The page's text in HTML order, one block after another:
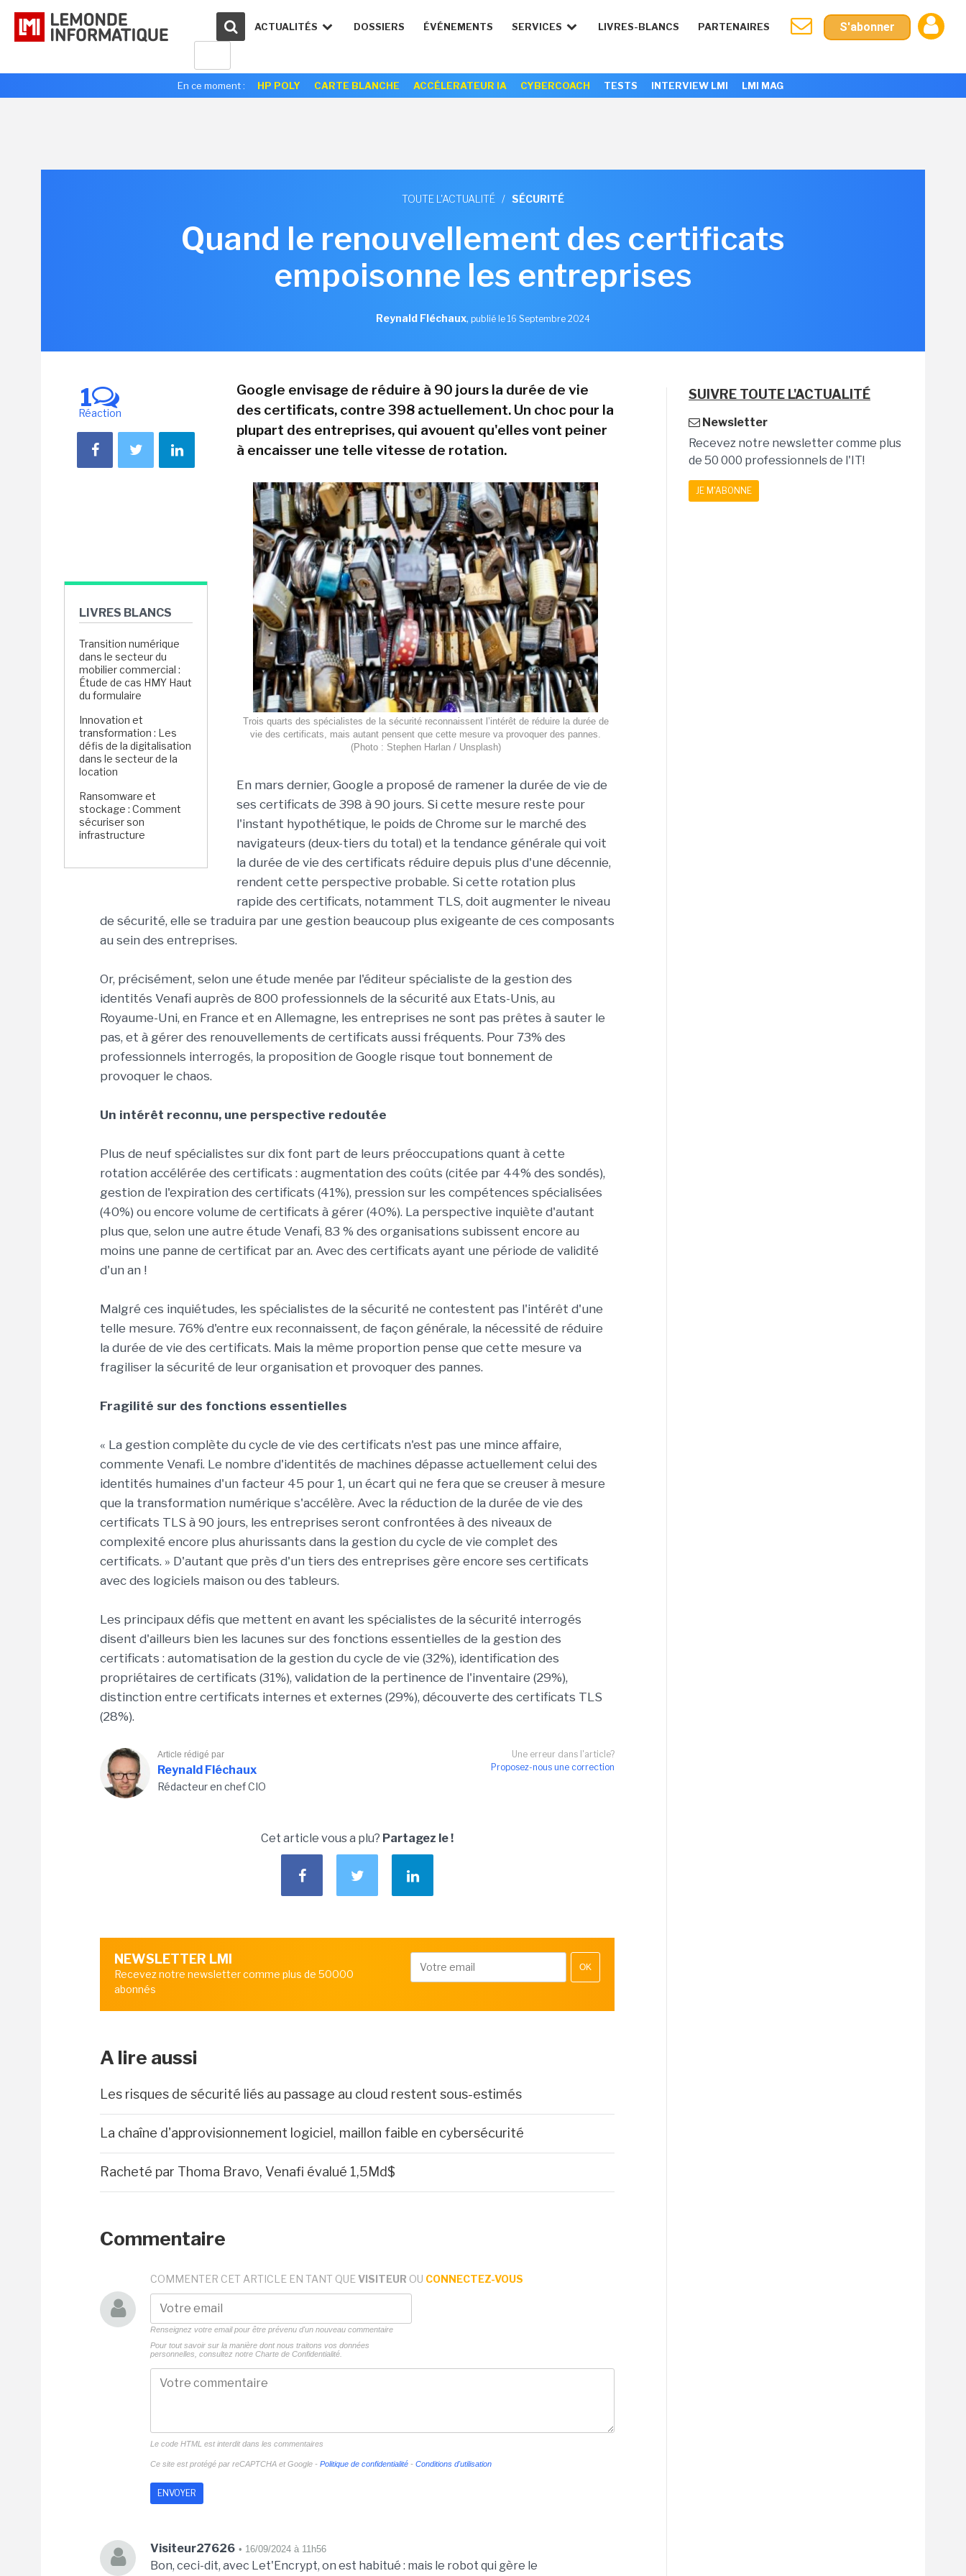
ACTUALITÉS DOSSIERS ÉVÉNEMENTS SERVICES LIVRES-BLANCS PARTENAIRES S'abonner
En ce moment : HP POLY CARTE BLANCHE ACCÉLERATEUR IA CYBERCOACH TESTS INTERVIEW LMI LMI MAG
TOUTE L'ACTUALITÉ / SÉCURITÉ
Quand le renouvellement des certificats
empoisonne les entreprises
Reynald Fléchaux, publié le 16 Septembre 2024
1
Réaction
LIVRES BLANCS
Transition numérique
dans le secteur du
mobilier commercial :
Étude de cas HMY Haut
du formulaire
Innovation et
transformation : Les
défis de la digitalisation
dans le secteur de la
location
Ransomware et
stockage : Comment
sécuriser son
infrastructure
Google envisage de réduire à 90 jours la durée de vie
des certificats, contre 398 actuellement. Un choc pour la
plupart des entreprises, qui avouent qu'elles vont peiner
à encaisser une telle vitesse de rotation.
Trois quarts des spécialistes de la sécurité reconnaissent l’intérêt de réduire la durée de
vie des certificats, mais autant pensent que cette mesure va provoquer des pannes.
(Photo : Stephen Harlan / Unsplash)
En mars dernier, Google a proposé de ramener la durée de vie de
ses certificats de 398 à 90 jours. Si cette mesure reste pour
l'instant hypothétique, le poids de Chrome sur le marché des
navigateurs (deux-tiers du total) et la tendance générale qui voit
la durée de vie des certificats réduire depuis plus d'une décennie,
rendent cette perspective probable. Si cette rotation plus
rapide des certificats, notamment TLS, doit augmenter le niveau
de sécurité, elle se traduira par une gestion beaucoup plus exigeante de ces composants
au sein des entreprises.
Or, précisément, selon une étude menée par l'éditeur spécialiste de la gestion des
identités Venafi auprès de 800 professionnels de la sécurité aux Etats-Unis, au
Royaume-Uni, en France et en Allemagne, les entreprises ne sont pas prêtes à sauter le
pas, et à gérer des renouvellements de certificats aussi fréquents. Pour 73% des
professionnels interrogés, la proposition de Google risque tout bonnement de
provoquer le chaos.
Un intérêt reconnu, une perspective redoutée
Plus de neuf spécialistes sur dix font part de leurs préoccupations quant à cette
rotation accélérée des certificats : augmentation des coûts (citée par 44% des sondés),
gestion de l'expiration des certificats (41%), pression sur les compétences spécialisées
(40%) ou encore volume de certificats à gérer (40%). La perspective inquiète d'autant
plus que, selon une autre étude Venafi, 83 % des organisations subissent encore au
moins une panne de certificat par an. Avec des certificats ayant une période de validité
d'un an !
Malgré ces inquiétudes, les spécialistes de la sécurité ne contestent pas l'intérêt d'une
telle mesure. 76% d'entre eux reconnaissent, de façon générale, la nécessité de réduire
la durée de vie des certificats. Mais la même proportion pense que cette mesure va
fragiliser la sécurité de leur organisation et provoquer des pannes.
Fragilité sur des fonctions essentielles
« La gestion complète du cycle de vie des certificats n'est pas une mince affaire,
commente Venafi. Le nombre d'identités de machines dépasse actuellement celui des
identités humaines d'un facteur 45 pour 1, un écart qui ne fera que se creuser à mesure
que la transformation numérique s'accélère. Avec la réduction de la durée de vie des
certificats TLS à 90 jours, les entreprises seront confrontées à des niveaux de
complexité encore plus ahurissants dans la gestion du cycle de vie complet des
certificats. » D'autant que près d'un tiers des entreprises gère encore ses certificats
avec des logiciels maison ou des tableurs.
Les principaux défis que mettent en avant les spécialistes de la sécurité interrogés
disent d'ailleurs bien les lacunes sur des fonctions essentielles de la gestion des
certificats : automatisation de la gestion du cycle de vie (32%), identification des
propriétaires de certificats (31%), validation de la pertinence de l'inventaire (29%),
distinction entre certificats internes et externes (29%), découverte des certificats TLS
(28%).
Une erreur dans l'article?
Proposez-nous une correction
Article rédigé par
Reynald Fléchaux
Rédacteur en chef CIO
Cet article vous a plu? Partagez le !
NEWSLETTER LMI
Recevez notre newsletter comme plus de 50000
abonnés
OK
A lire aussi
Les risques de sécurité liés au passage au cloud restent sous-estimés
La chaîne d'approvisionnement logiciel, maillon faible en cybersécurité
Racheté par Thoma Bravo, Venafi évalué 1,5Md$
Commentaire
COMMENTER CET ARTICLE EN TANT QUE VISITEUR OU CONNECTEZ-VOUS
Renseignez votre email pour être prévenu d'un nouveau commentaire
Pour tout savoir sur la manière dont nous traitons vos données
personnelles, consultez notre Charte de Confidentialité.
Le code HTML est interdit dans les commentaires
Ce site est protégé par reCAPTCHA et Google - Politique de confidentialité - Conditions d'utilisation
Visiteur27626 • 16/09/2024 à 11h56
Bon, ceci-dit, avec Let'Encrypt, on est habitué : mais le robot qui gère le
SUIVRE TOUTE L'ACTUALITÉ
Newsletter
Recevez notre newsletter comme plus
de 50 000 professionnels de l'IT!
JE M'ABONNE